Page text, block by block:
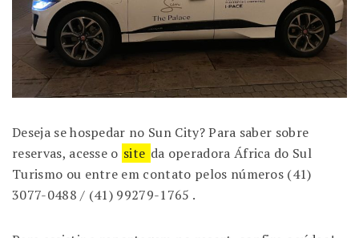
Deseja se hospedar no Sun City? Para saber sobre
reservas, acesse o site da operadora África do Sul
Turismo ou entre em contato pelos números (41)
3077-0488 / (41) 99279-1765 .